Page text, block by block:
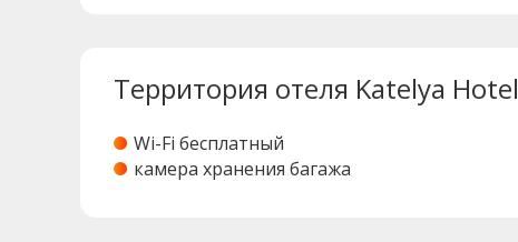
Территория отеля Katelya Hotel
Wi-Fi бесплатный
камера хранения багажа